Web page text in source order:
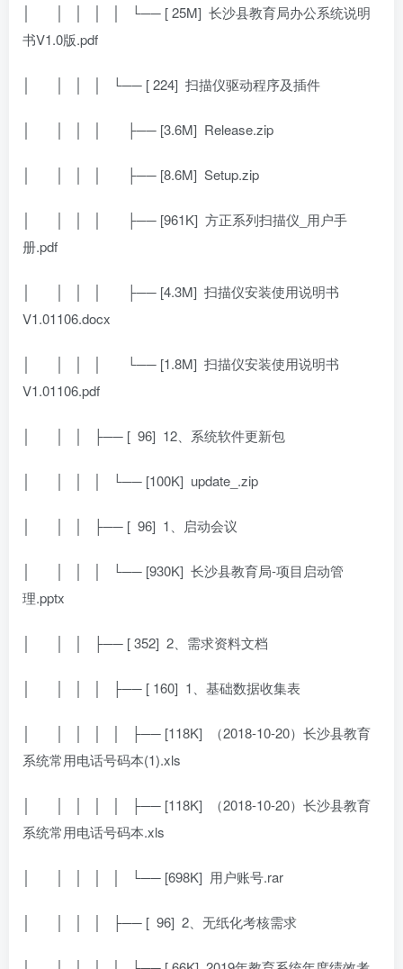
│ │ │ │ │ └── [ 25M] 长沙县教育局办公系统说明
书V1.0版.pdf
│ │ │ │ └── [ 224] 扫描仪驱动程序及插件
│ │ │ │ ├── [3.6M] Release.zip
│ │ │ │ ├── [8.6M] Setup.zip
│ │ │ │ ├── [961K] 方正系列扫描仪_用户手
册.pdf
│ │ │ │ ├── [4.3M] 扫描仪安装使用说明书
V1.01106.docx
│ │ │ │ └── [1.8M] 扫描仪安装使用说明书
V1.01106.pdf
│ │ │ ├── [ 96] 12、系统软件更新包
│ │ │ │ └── [100K] update_.zip
│ │ │ ├── [ 96] 1、启动会议
│ │ │ │ └── [930K] 长沙县教育局-项目启动管
理.pptx
│ │ │ ├── [ 352] 2、需求资料文档
│ │ │ │ ├── [ 160] 1、基础数据收集表
│ │ │ │ │ ├── [118K]
（2018-10-20）长沙县教育
系统常用电话号码本(1).xls
│ │ │ │ │ ├── [118K]
（2018-10-20）长沙县教育
系统常用电话号码本.xls
│ │ │ │ │ └── [698K] 用户账号.rar
│ │ │ │ ├── [ 96] 2、无纸化考核需求